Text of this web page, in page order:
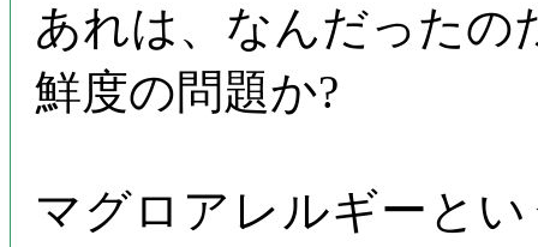
あれは、なんだったの
鮮度の問題か?
マグロアレルギーと